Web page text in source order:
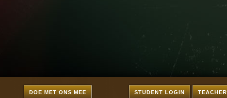
DOE MET ONS MEE STUDENT LOGIN